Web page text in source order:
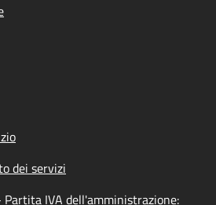
dei servizi
Partita IVA dell'amministrazione: